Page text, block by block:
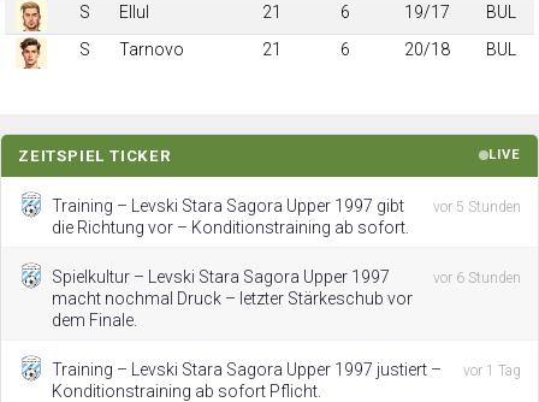
S
Ellul 21 6 19/17
BUL
S
Tarnovo 21 6 20/18 BUL
ZEITSPIEL TICKER LIVE
Training – Levski Stara Sagora Upper 1997 gibt
die Richtung vor – Konditionstraining ab sofort.
vor 5 Stunden
Spielkultur – Levski Stara Sagora Upper 1997
macht nochmal Druck – letzter Stärkeschub vor
dem Finale.
vor 6 Stunden
Training – Levski Stara Sagora Upper 1997 justiert –
Konditionstraining ab sofort Pflicht.
vor 1 Tag